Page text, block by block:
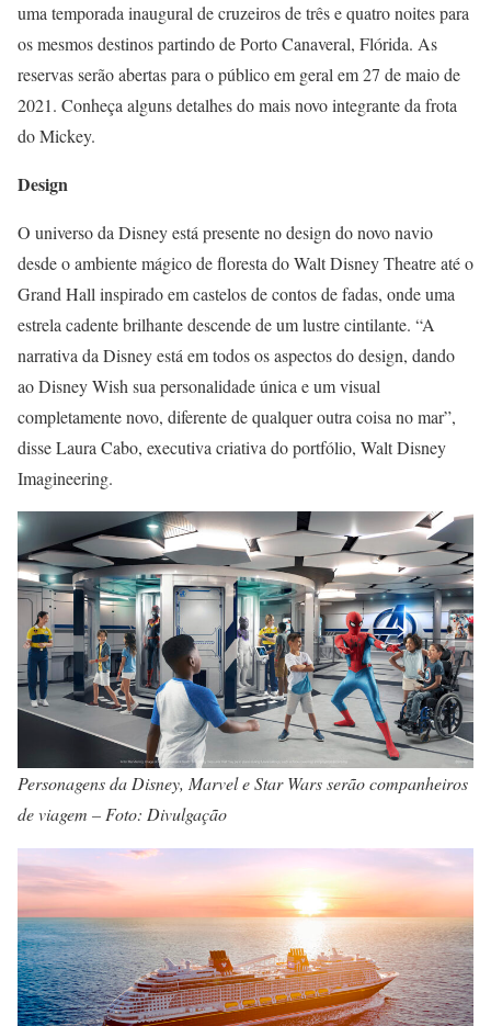
uma temporada inaugural de cruzeiros de três e quatro noites para
os mesmos destinos partindo de Porto Canaveral, Flórida. As
reservas serão abertas para o público em geral em 27 de maio de
2021. Conheça alguns detalhes do mais novo integrante da frota
do Mickey.
Design
O universo da Disney está presente no design do novo navio
desde o ambiente mágico de floresta do Walt Disney Theatre até o
Grand Hall inspirado em castelos de contos de fadas, onde uma
estrela cadente brilhante descende de um lustre cintilante. “A
narrativa da Disney está em todos os aspectos do design, dando
ao Disney Wish sua personalidade única e um visual
completamente novo, diferente de qualquer outra coisa no mar”,
disse Laura Cabo, executiva criativa do portfólio, Walt Disney
Imagineering.
Personagens da Disney, Marvel e Star Wars serão companheiros
de viagem – Foto: Divulgação